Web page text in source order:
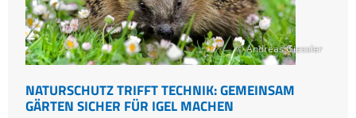
© Andreas Giessler
NATURSCHUTZ TRIFFT TECHNIK: GEMEINSAM
GÄRTEN SICHER FÜR IGEL MACHEN